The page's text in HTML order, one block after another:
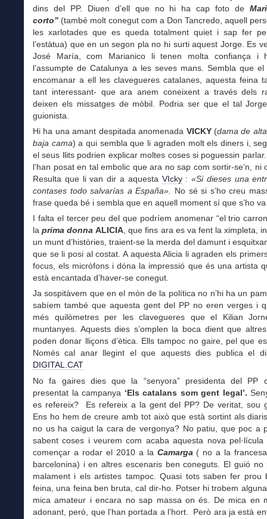
dins del PP. Diuen d’ell que no hi ha cap foto de
corto” (també molt conegut com a Don Tancredo, aquell
les xarlotades que es queda totalment quiet i sap fer
l’estàtua) que en un segon pla no hi surti aquest Jorge. Es
José María, com Marianico li tenen molta confiança i
l’assumpte de Catalunya a les seves mans. Sembla que
encomanar a ell les clavegueres catalanes, aquesta feina
tant interessant- que ara anem coneixent a través dels
deixen els missatges de mòbil. Podria ser que el tal
guionista.
Hi ha una amant despitada anomenada VICKY (dama de
baja cama) a qui sembla que li agraden molt els diners i,
el seus llits podrien explicar moltes coses si poguessin
l’han posat en tal embolic que ara no sap com sortir-se’n, ni
Resulta que li van dir a aquesta VIcky:«Si dieses una
contases todo salvarías a España». No sé si s’ho creu
frase queda bé i sembla que en aquell moment sí que s’ho
I falta el tercer peu del que podríem anomenar “el trio
laprima donna ALICIA, que fins ara es va fent la ximpleta,
un munt d’històries, traient-se la merda del damunt i
que se li posi al costat. A aquesta Alicia li agraden els
focus, els micròfons i dóna la impressió que és una artista
està encantada d’haver-se conegut.
Ja sospitàvem que en el món de la política no n’hi ha un
sabíem també que aquesta gent del PP no eren verges i
més quilòmetres per les clavegueres que el Kilian
muntanyes. Aquests dies s’omplen la boca dient que
poden donar lliçons d’ètica. Ells tampoc no gaire, pel que
Només cal anar llegint el que aquests dies publica el
DIGITAL.CAT
No fa gaires dies que la “senyora” presidenta del PP
presentat la campanya ‘Els catalans som gent legal’.
es refereix? Es refereix a la gent del PP? De veritat, sou
Ens ho hem de creure amb tot això que està sortint als
no us ha caigut la cara de vergonya? No patiu, que poc a
sabent coses i veurem com acaba aquesta nova
començar a rodar el 2010 a la Camarga ( no a la
barcelonina) i en altres escenaris ben coneguts. El guió no
malament i els artistes tampoc. Quasi tots saben fer prou
feina, una feina ben bruta, cal dir-ho. Potser hi trobem
mica amateur i encara no sap massa on és. De mica en
adonant, però, que l’han portada a l’hort. Però ara ja està